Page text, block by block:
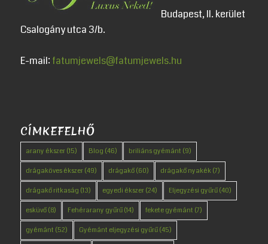
Budapest, II. kerület
Csalogány utca 3/b.
E-mail: fatumjewels@fatumjewels.hu
CÍMKEFELHŐ
arany ékszer(15) Blog (46) briliáns gyémánt (9)
drágaköves ékszer(49) drágakő(60) drágakő nyakék(7)
drágakő ritkaság (13) egyedi ékszer(24) Eljegyzési gyűrű(40)
esküvő(8) Fehérarany gyűrű(14) fekete gyémánt (7)
gyémánt (52) Gyémánt eljegyzési gyűrű(45)